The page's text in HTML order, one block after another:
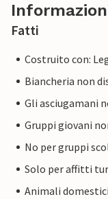
Fatti
Costruito con:
Biancheria non
Gli asciugamani
Gruppi giovani
No per gruppi
Solo per affitti
Animali